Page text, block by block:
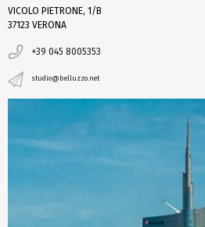
VICOLO PIETRONE, 1/B
37123 VERONA
+39 045 8005353
studio@belluzzo.net